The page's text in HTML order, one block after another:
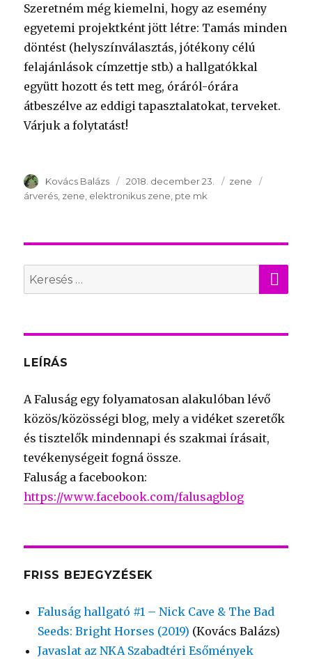
Szeretném még kiemelni, hogy az esemény
egyetemi projektként jött létre: Tamás minden
döntést (helyszínválasztás, jótékony célú
felajánlások címzettje stb.) a hallgatókkal
együtt hozott és tett meg, óráról-órára
átbeszélve az eddigi tapasztalatokat, terveket.
Várjuk a folytatást!
Szerző
Kovács Balázs Publikálva
2018. december 23. Témakör
zene
árverés zene elektronikus zene pte mk
Search
for:
LEÍRÁS
A Faluság egy folyamatosan alakulóban lévő
közös/közösségi blog, mely a vidéket szeretők
és tisztelők mindennapi és szakmai írásait,
tevékenységeit fogná össze.
Faluság a facebookon:
https://www.facebook.com/falusagblog
FRISS BEJEGYZÉSEK
Faluság hallgató #1 – Nick Cave & The Bad
Seeds: Bright Horses (2019) (Kovács Balázs)
Javaslat az NKA Szabadtéri Esőmények